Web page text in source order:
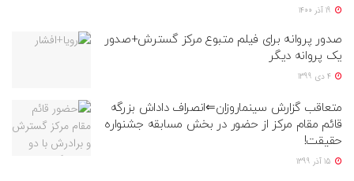
صدور پروانه برای فیلم متبوع مرکز گسترش+صدور
یک پروانه دیگر
متعاقب گزارش سینماروزان⇐انصراف داداش بزرگه
قائم مقام مرکز از حضور در بخش مسابقه جشنواره
حقیقت!